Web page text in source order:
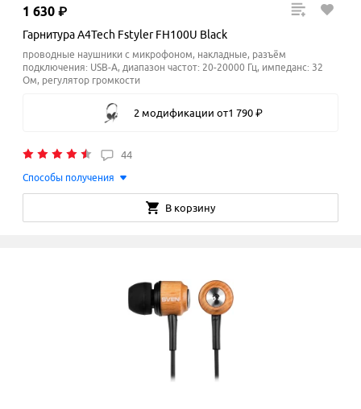
1 630 ₽
Гарнитура A4Tech Fstyler FH100U Black
проводные наушники с микрофоном, накладные, разъём
подключения: USB-A, диапазон частот: 20-20000 Гц, импеданс: 32
Ом, регулятор громкости
2 модификации от1 790 ₽
44
Способы получения
В корзину